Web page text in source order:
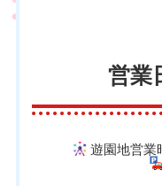
営業
遊園地営業